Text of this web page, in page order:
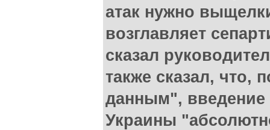
атак нужно
возглавляет
сказал
также сказал, что,
данным", введение
Украины